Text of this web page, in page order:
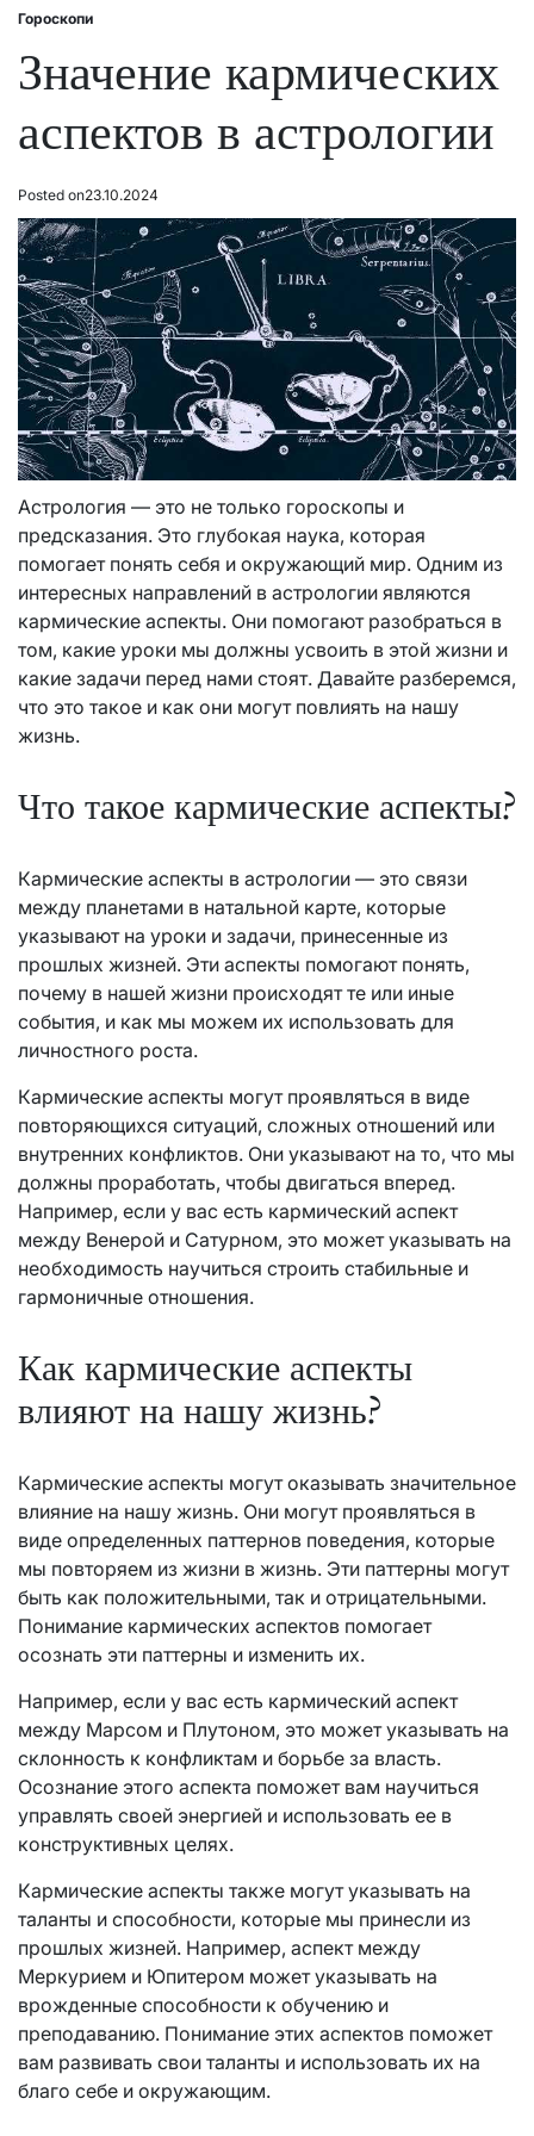
Posted
Гороскопи
Значение кармических
аспектов в астрологии
Posted on23.10.2024
Астрология — это не только гороскопы и
предсказания. Это глубокая наука, которая
помогает понять себя и окружающий мир. Одним из
интересных направлений в астрологии являются
кармические аспекты. Они помогают разобраться в
том, какие уроки мы должны усвоить в этой жизни и
какие задачи перед нами стоят. Давайте разберемся,
что это такое и как они могут повлиять на нашу
жизнь.
Что такое кармические аспекты?
Кармические аспекты в астрологии — это связи
между планетами в натальной карте, которые
указывают на уроки и задачи, принесенные из
прошлых жизней. Эти аспекты помогают понять,
почему в нашей жизни происходят те или иные
события, и как мы можем их использовать для
личностного роста.
Кармические аспекты могут проявляться в виде
повторяющихся ситуаций, сложных отношений или
внутренних конфликтов. Они указывают на то, что мы
должны проработать, чтобы двигаться вперед.
Например, если у вас есть кармический аспект
между Венерой и Сатурном, это может указывать на
необходимость научиться строить стабильные и
гармоничные отношения.
Как кармические аспекты
влияют на нашу жизнь?
Кармические аспекты могут оказывать значительное
влияние на нашу жизнь. Они могут проявляться в
виде определенных паттернов поведения, которые
мы повторяем из жизни в жизнь. Эти паттерны могут
быть как положительными, так и отрицательными.
Понимание кармических аспектов помогает
осознать эти паттерны и изменить их.
Например, если у вас есть кармический аспект
между Марсом и Плутоном, это может указывать на
склонность к конфликтам и борьбе за власть.
Осознание этого аспекта поможет вам научиться
управлять своей энергией и использовать ее в
конструктивных целях.
Кармические аспекты также могут указывать на
таланты и способности, которые мы принесли из
прошлых жизней. Например, аспект между
Меркурием и Юпитером может указывать на
врожденные способности к обучению и
преподаванию. Понимание этих аспектов поможет
вам развивать свои таланты и использовать их на
благо себе и окружающим.